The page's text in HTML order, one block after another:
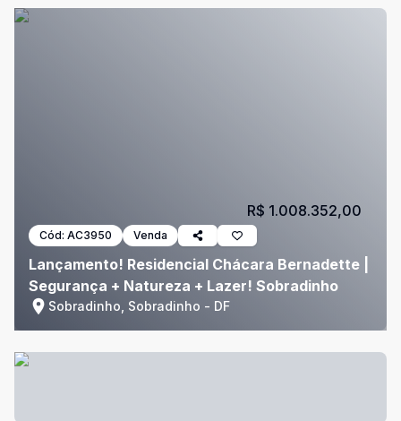
Cód: AC3950 Venda
Lançamento! Residencial Chácara Bernadette |
Segurança + Natureza + Lazer! Sobradinho
Sobradinho, Sobradinho - DF
R$ 1.008.352,00